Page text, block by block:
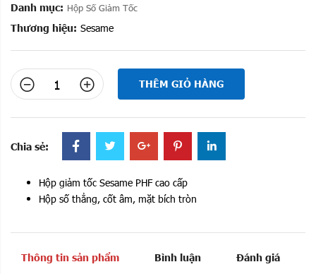
Danh mục: Hộp Số Giảm Tốc
Thương hiệu: Sesame
THÊM GIỎ HÀNG
Chia sẻ:
Hộp giảm tốc Sesame PHF cao cấp
Hộp số thẳng, cốt âm, mặt bích tròn
Thông tin sản phẩm Bình luận Đánh giá